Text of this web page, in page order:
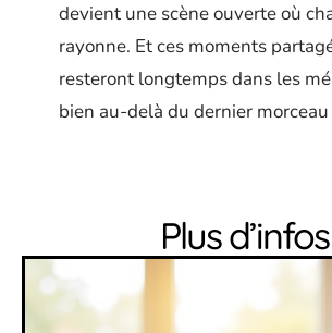
devient une scène ouverte où
rayonne. Et ces moments
resteront longtemps dans les
bien au-delà du dernier
Plus d’infos